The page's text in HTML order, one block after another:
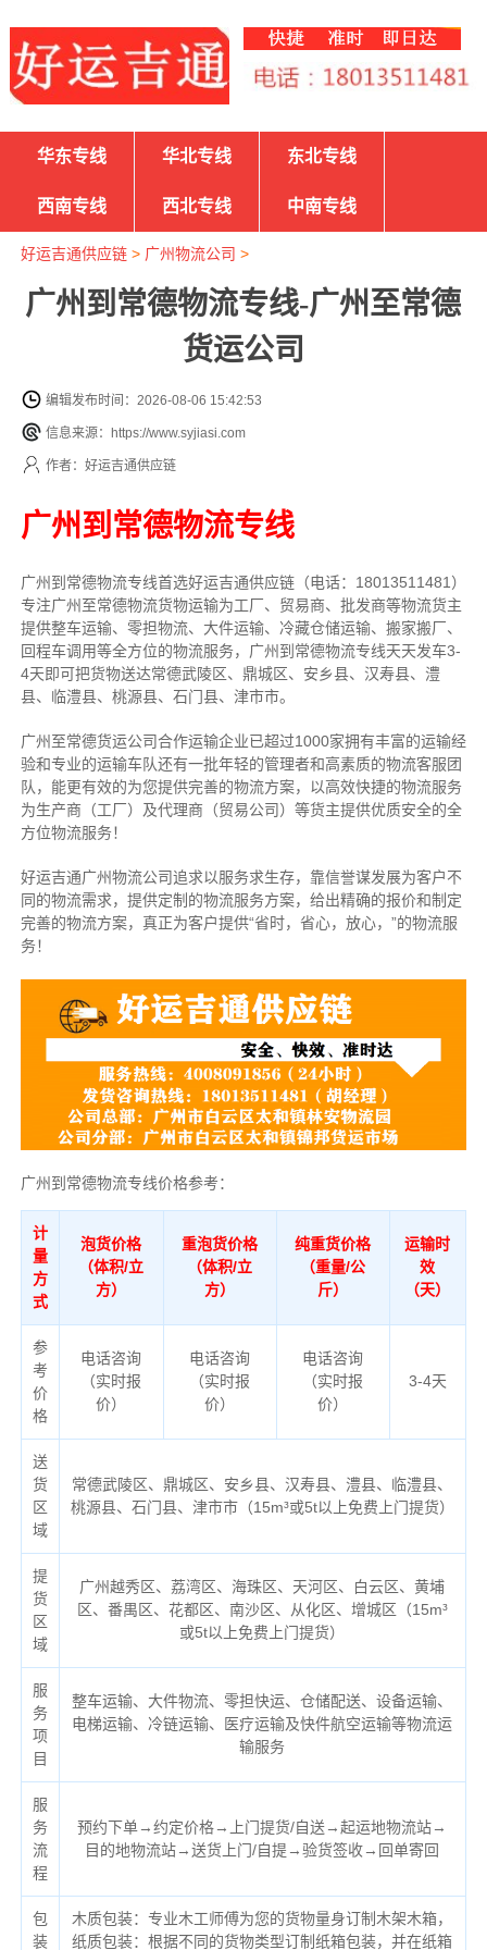
华东专线 华北专线 东北专线
西南专线 西北专线 中南专线
好运吉通供应链> 广州物流公司 >
广州到常德物流专线-广州至常德
货运公司
编辑发布时间：2026-08-06 15:42:53
信息来源：https://www.syjiasi.com
作者：好运吉通供应链
广州到常德物流专线
广州到常德物流专线首选好运吉通供应链（电话：18013511481）
专注广州至常德物流货物运输为工厂、贸易商、批发商等物流货主
提供整车运输、零担物流、大件运输、冷藏仓储运输、搬家搬厂、
回程车调用等全方位的物流服务，广州到常德物流专线天天发车3-
4天即可把货物送达常德武陵区、鼎城区、安乡县、汉寿县、澧
县、临澧县、桃源县、石门县、津市市。
广州至常德货运公司合作运输企业已超过1000家拥有丰富的运输经
验和专业的运输车队还有一批年轻的管理者和高素质的物流客服团
队，能更有效的为您提供完善的物流方案，以高效快捷的物流服务
为生产商（工厂）及代理商（贸易公司）等货主提供优质安全的全
方位物流服务！
好运吉通广州物流公司追求以服务求生存，靠信誉谋发展为客户不
同的物流需求，提供定制的物流服务方案，给出精确的报价和制定
完善的物流方案，真正为客户提供“省时，省心，放心，”的物流服
务！
广州到常德物流专线价格参考：
计
量
方
式
泡货价格
（体积/立
方）
重泡货价格
（体积/立
方）
纯重货价格
（重量/公
斤）
运输时
效
（天）
参
考
价
格
电话咨询
（实时报
价）
电话咨询
（实时报
价）
电话咨询
（实时报
价）
3-4天
送
货
区
域
常德武陵区、鼎城区、安乡县、汉寿县、澧县、临澧县、
桃源县、石门县、津市市（15m³或5t以上免费上门提货）
提
货
区
域
广州越秀区、荔湾区、海珠区、天河区、白云区、黄埔
区、番禺区、花都区、南沙区、从化区、增城区（15m³
或5t以上免费上门提货）
服
务
项
目
整车运输、大件物流、零担快运、仓储配送、设备运输、
电梯运输、冷链运输、医疗运输及快件航空运输等物流运
输服务
服
务
流
程
预约下单→约定价格→上门提货/自送→起运地物流站→
目的地物流站→送货上门/自提→验货签收→回单寄回
包
装
木质包装：专业木工师傅为您的货物量身订制木架木箱，
纸质包装：根据不同的货物类型订制纸箱包装，并在纸箱